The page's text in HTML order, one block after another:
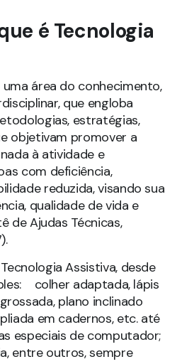
que engloba
estratégias,
objetivam promover a
com deficiência,
reduzida, visando sua
qualidade de vida e
de Ajudas Técnicas,
Assistiva, desde
colher adaptada, lápis
plano inclinado
em cadernos, etc. até
entre outros, sempre
é bastante amplo e está
qualidade de vida das
uma sociedade seja